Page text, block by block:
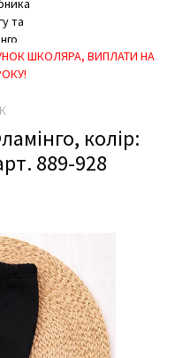
ШКОЛЯРА, ВИПЛАТИ НА
колір:
889-928